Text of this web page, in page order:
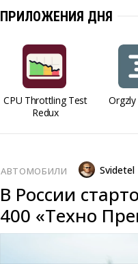
ПРИЛОЖЕНИЯ ДНЯ
CPU Throttling Test
Redux
Orgzly
АВТОМОБИЛИ Svidetel
В России
400 «Техно